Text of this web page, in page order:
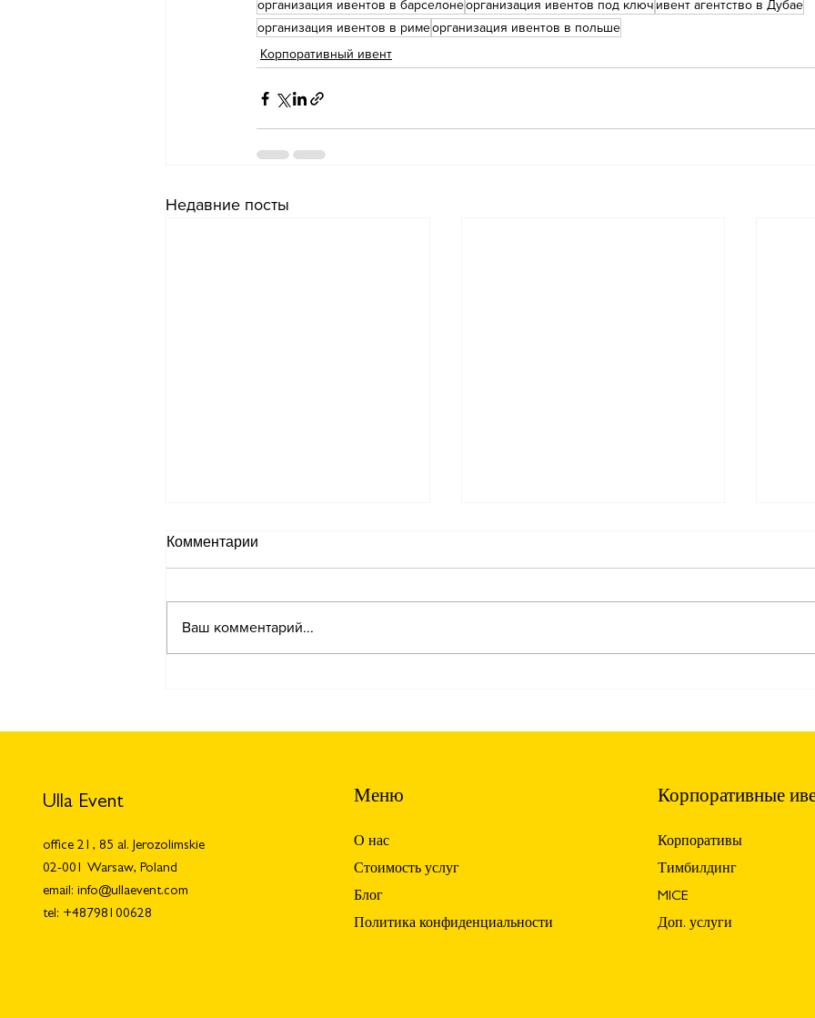
организация ивентов в барселонеорганизация ивентов под ключ ивент агентство в Дубае
организация ивентов в римеорганизация ивентов в польше
Корпоративный ивент
Недавние посты
Комментарии
Ваш комментарий...
Ulla Event
office 21, 85 al. Jerozolimskie
02-001 Warsaw, Poland
email: info@ullaevent.com
tel: +48798100628
Меню
О нас
Стоимость услуг
Блог
Политика конфиденциальности
Корпоративные
Корпоративы
Тимбилдинг
MICE
Доп. услуги